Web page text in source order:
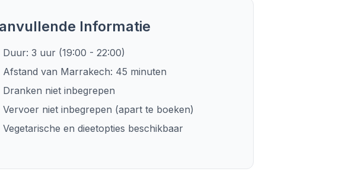
Informatie
Duur: 3 uur (19:00 - 22:00)
Afstand van Marrakech: 45 minuten
Dranken niet inbegrepen
Vervoer niet inbegrepen (apart te boeken)
Vegetarische en dieetopties beschikbaar